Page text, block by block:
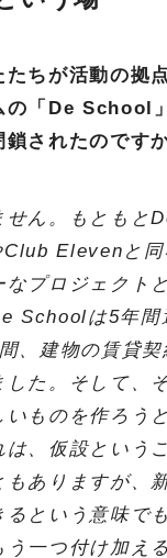
ちが活動の拠
の「De School
されたのです
せん。もともと
Club Elevenと
なプロジェクト
Schoolは5年間
、建物の賃貸
した。そして、
いものを作ろう
は、仮設という
もありますが、
るという意味で
う一つ付け加え